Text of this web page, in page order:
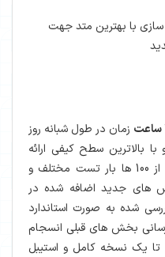
سازی با بهترین متد جهت
زمان در طول شبانه روز
بالاترین سطح کیفی ارائه
شود. نسخه نصبی و ارتقا در بیش از 100 ها بار تست مختلف و
های جدید اضافه شده در
و بررسی شده به صورت استاندارد
بخش های قبلی انسجام
یک نسخه کامل و استیبل